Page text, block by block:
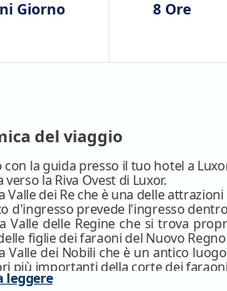
Giorno 8 Ore
del viaggio
la guida presso il tuo hotel a
verso la Riva Ovest di Luxor.
Valle dei Re che è una delle
d'ingresso prevede l'ingresso
Valle delle Regine che si trova
figlie dei faraoni del Nuovo
Valle dei Nobili che è un antico
più importanti della corte dei
per la visita del famoso
leggere